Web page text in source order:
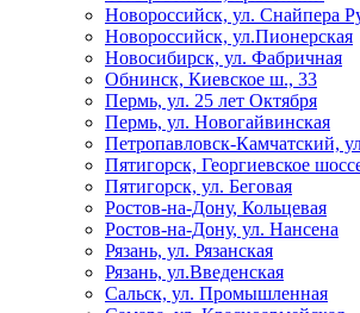
Новороссийск, ул. Снайпера
Новороссийск, ул.Пионерская
Новосибирск, ул. Фабричная
Обнинск, Киевское ш., 33
Пермь, ул. 25 лет Октября
Пермь, ул. Новогайвинская
Петропавловск-Камчатский,
Пятигорск, Георгиевское
Пятигорск, ул. Беговая
Ростов-на-Дону, Кольцевая
Ростов-на-Дону, ул. Нансена
Рязань, ул. Рязанская
Рязань, ул.Введенская
Сальск, ул. Промышленная